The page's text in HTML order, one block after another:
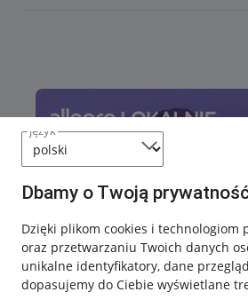
język
Dbamy o Twoją
Dzięki plikom cookies i technologiom
oraz przetwarzaniu Twoich danych
unikalne identyfikatory, dane
dopasujemy do Ciebie wyświetlane